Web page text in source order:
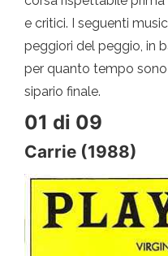
e critici. I seguenti
peggiori del peggio, in
per quanto tempo
sipario finale.
01 di 09
Carrie (1988)